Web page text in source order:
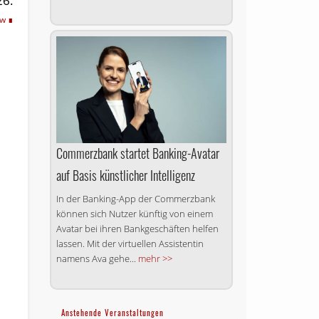
Commerzbank startet Banking-Avatar
auf Basis künstlicher Intelligenz
In der Banking-App der Commerzbank
können sich Nutzer künftig von einem
Avatar bei ihren Bankgeschäften helfen
lassen. Mit der virtuellen Assistentin
namens Ava gehe... mehr >>
Anstehende Veranstaltungen